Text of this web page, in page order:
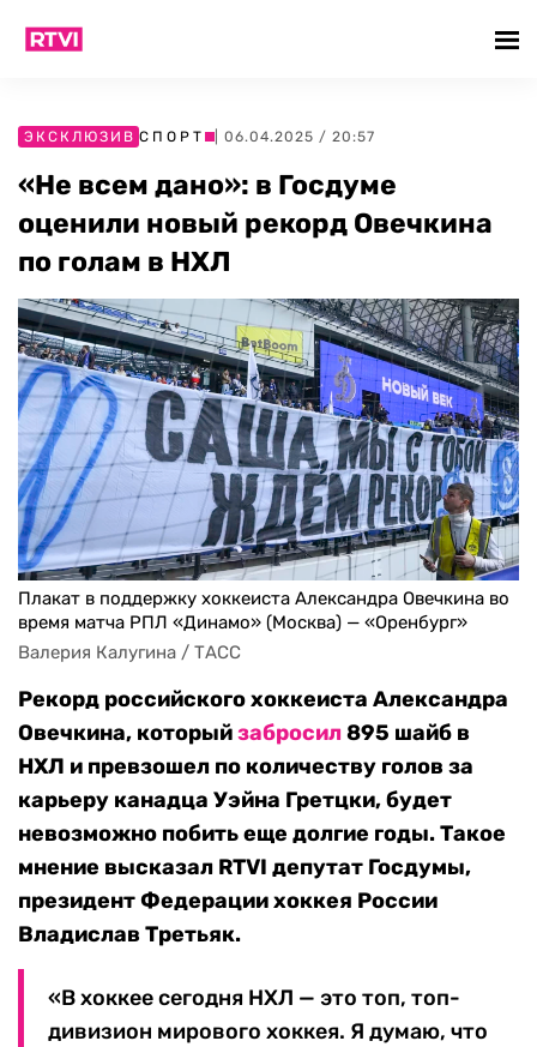
ЭКСКЛЮЗИВ СПОРТ | 06.04.2025 / 20:57
«Не всем дано»: в Госдуме
оценили новый рекорд Овечкина
по голам в НХЛ
Плакат в поддержку хоккеиста Александра Овечкина во
время матча РПЛ «Динамо» (Москва) — «Оренбург»
Валерия Калугина / ТАСС
Рекорд российского хоккеиста Александра
Овечкина, которыйзабросил895 шайб в
НХЛ и превзошел по количеству голов за
карьеру канадца Уэйна Гретцки, будет
невозможно побить еще долгие годы. Такое
мнение высказал RTVI депутат Госдумы,
президент Федерации хоккея России
Владислав Третьяк.
«В хоккее сегодня НХЛ — это топ, топ-
дивизион мирового хоккея. Я думаю, что